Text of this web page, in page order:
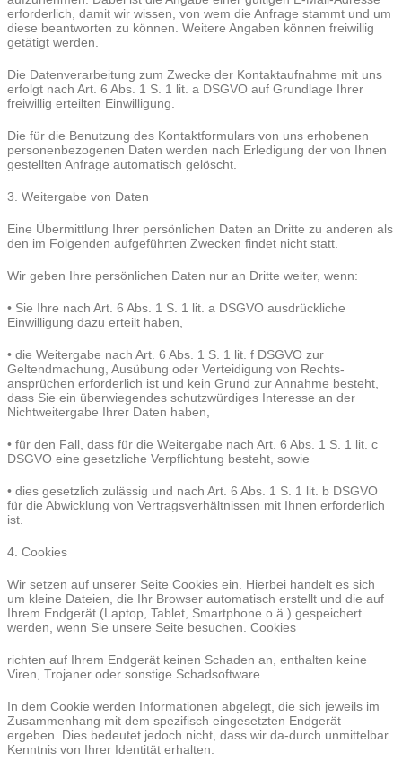
erforderlich, damit wir wissen, von wem die Anfrage stammt und um
diese beantworten zu können. Weitere Angaben können freiwillig
getätigt werden.
Die Datenverarbeitung zum Zwecke der Kontaktaufnahme mit uns
erfolgt nach Art. 6 Abs. 1 S. 1 lit. a DSGVO auf Grundlage Ihrer
freiwillig erteilten Einwilligung.
Die für die Benutzung des Kontaktformulars von uns erhobenen
personenbezogenen Daten werden nach Erledigung der von Ihnen
gestellten Anfrage automatisch gelöscht.
3. Weitergabe von Daten
Eine Übermittlung Ihrer persönlichen Daten an Dritte zu anderen als
den im Folgenden aufgeführten Zwecken findet nicht statt.
Wir geben Ihre persönlichen Daten nur an Dritte weiter, wenn:
• Sie Ihre nach Art. 6 Abs. 1 S. 1 lit. a DSGVO ausdrückliche
Einwilligung dazu erteilt haben,
• die Weitergabe nach Art. 6 Abs. 1 S. 1 lit. f DSGVO zur
Geltendmachung, Ausübung oder Verteidigung von Rechts-
ansprüchen erforderlich ist und kein Grund zur Annahme besteht,
dass Sie ein überwiegendes schutzwürdiges Interesse an der
Nichtweitergabe Ihrer Daten haben,
• für den Fall, dass für die Weitergabe nach Art. 6 Abs. 1 S. 1 lit. c
DSGVO eine gesetzliche Verpflichtung besteht, sowie
• dies gesetzlich zulässig und nach Art. 6 Abs. 1 S. 1 lit. b DSGVO
für die Abwicklung von Vertragsverhältnissen mit Ihnen erforderlich
ist.
4. Cookies
Wir setzen auf unserer Seite Cookies ein. Hierbei handelt es sich
um kleine Dateien, die Ihr Browser automatisch erstellt und die auf
Ihrem Endgerät (Laptop, Tablet, Smartphone o.ä.) gespeichert
werden, wenn Sie unsere Seite besuchen. Cookies
richten auf Ihrem Endgerät keinen Schaden an, enthalten keine
Viren, Trojaner oder sonstige Schadsoftware.
In dem Cookie werden Informationen abgelegt, die sich jeweils im
Zusammenhang mit dem spezifisch eingesetzten Endgerät
ergeben. Dies bedeutet jedoch nicht, dass wir da-durch unmittelbar
Kenntnis von Ihrer Identität erhalten.